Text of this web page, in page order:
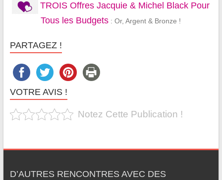
TROIS Offres Jacquie & Michel Black Pour
Tous les Budgets : Or, Argent & Bronze !
PARTAGEZ !
VOTRE AVIS !
Notez Cette Publication !
D’AUTRES RENCONTRES AVEC DES